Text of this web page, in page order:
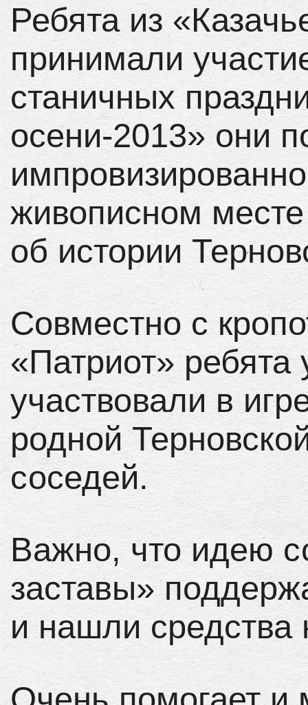
Ребята из
принимали
станичных
осени-2013» они
живописном
об истории
Совместно с
«Патриот»
участвовали в
родной
соседей.
Важно, что идею
заставы»
и нашли